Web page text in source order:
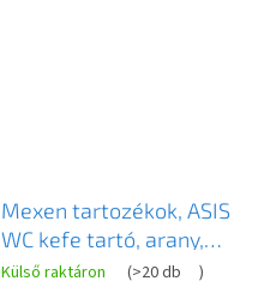
Mexen tartozékok, ASIS
WC kefe tartó, arany,
7017650-50
Külső raktáron (>20 db )